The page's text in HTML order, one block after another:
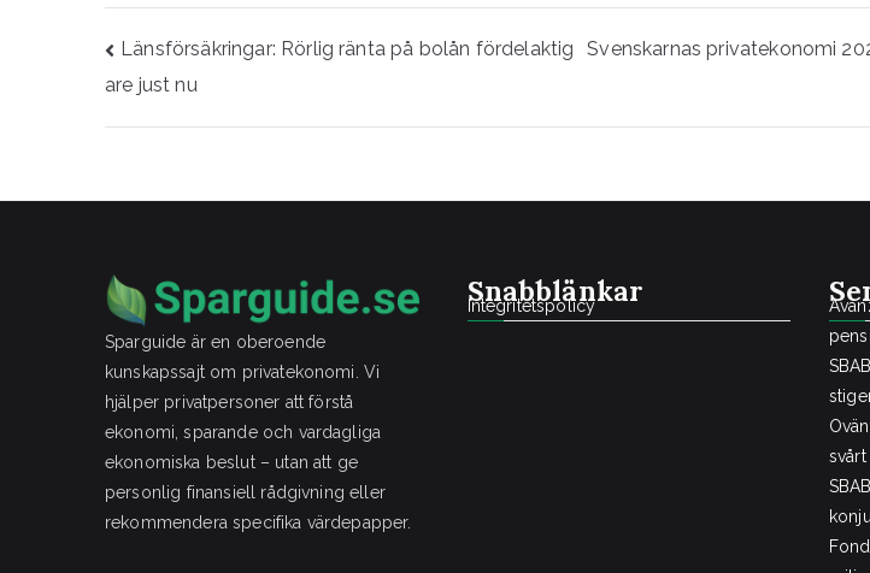
Inläggsnavigering
Länsförsäkringar: Rörlig ränta på bolån fördelaktig
are just nu
Svenskarnas privatekonomi
Sparguide är en oberoende
kunskapssajt om privatekonomi. Vi
hjälper privatpersoner att förstå
ekonomi, sparande och vardagliga
ekonomiska beslut – utan att ge
personlig finansiell rådgivning eller
rekommendera specifika värdepapper.
Snabblänkar
Integritetspolicy